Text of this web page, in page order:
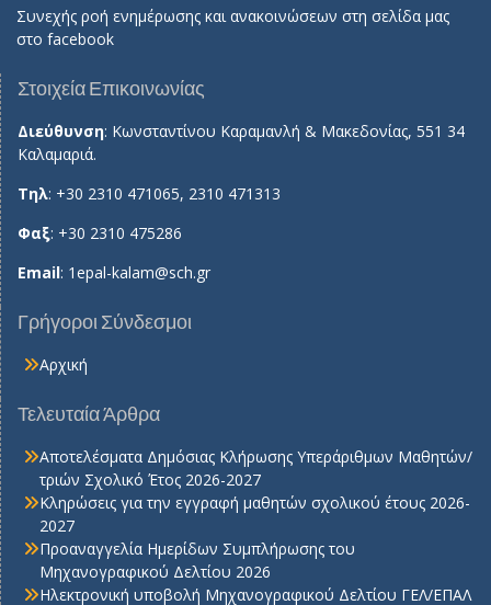
Συνεχής ροή ενημέρωσης και ανακοινώσεων στη σελίδα μας
στο facebook
Στοιχεία Επικοινωνίας
Διεύθυνση: Κωνσταντίνου Καραμανλή & Μακεδονίας, 551 34
Καλαμαριά.
Τηλ: +30 2310 471065, 2310 471313
Φαξ: +30 2310 475286
Email: 1epal-kalam@sch.gr
Γρήγοροι Σύνδεσμοι
Αρχική
Τελευταία Άρθρα
Αποτελέσματα Δημόσιας Κλήρωσης Υπεράριθμων Μαθητών/
τριών Σχολικό Έτος 2026-2027
Κληρώσεις για την εγγραφή μαθητών σχολικού έτους 2026-
2027
Προαναγγελία Ημερίδων Συμπλήρωσης του
Μηχανογραφικού Δελτίου 2026
Ηλεκτρονική υποβολή Μηχανογραφικού Δελτίου ΓΕΛ/ΕΠΑΛ